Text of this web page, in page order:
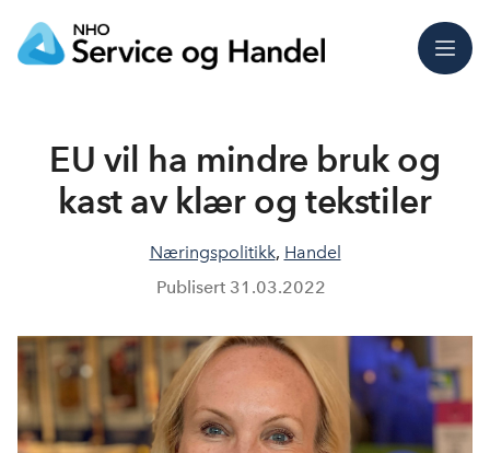
Meny
EU vil ha mindre bruk og
kast av klær og tekstiler
Næringspolitikk, Handel
Publisert 31.03.2022